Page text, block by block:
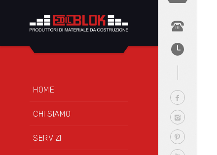
HOME
CHI SIAMO
SERVIZI